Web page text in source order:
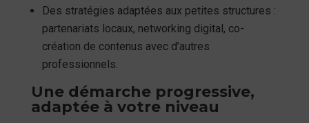
Des stratégies adaptées aux petites structures :
partenariats locaux, networking digital, co-
création de contenus avec d’autres
professionnels.
Une démarche progressive,
adaptée à votre niveau